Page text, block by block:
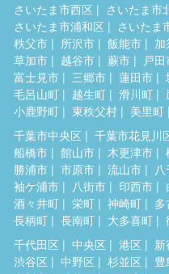
さいたま市西区 さいたま市
さいたま市浦和区
さいたま
秩父市
所沢市 飯能市
草加市
越谷市 蕨市 戸田
富士見市
三郷市 蓮田市
毛呂山町
越生町 滑川町
小鹿野町
東秩父村 美里町
千葉市中央区 千葉市花見川
船橋市
館山市 木更津市
勝浦市
市原市 流山市
袖ケ浦市
八街市 印西市
酒々井町
栄町 神崎町
長柄町
長南町 大多喜町
千代田区
中央区 港区 新
渋谷区
中野区 杉並区 豊